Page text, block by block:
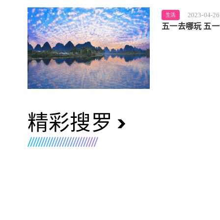
生活 2023-04-26
五一去哪玩 五
精彩搜罗